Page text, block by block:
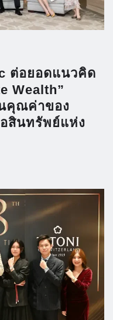
ต่อยอดแนวคิด
Wealth”
คุณค่าของ
สินทรัพย์แห่ง